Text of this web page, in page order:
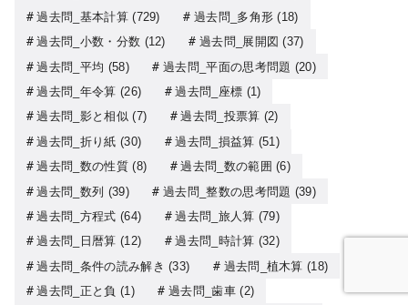
過去問_基本計算(729) 過去問_多角形 (18)
過去問_小数・分数 (12) 過去問_展開図 (37)
過去問_平均 (58) 過去問_平面の思考問題 (20)
過去問_年令算 (26) 過去問_座標 (1)
過去問_影と相似(7) 過去問_投票算 (2)
過去問_折り紙 (30) 過去問_損益算 (51)
過去問_数の性質(8) 過去問_数の範囲 (6)
過去問_数列 (39) 過去問_整数の思考問題 (39)
過去問_方程式 (64) 過去問_旅人算 (79)
過去問_日暦算 (12) 過去問_時計算 (32)
過去問_条件の読み解き (33) 過去問_植木算 (18)
過去問_正と負 (1) 過去問_歯車(2)